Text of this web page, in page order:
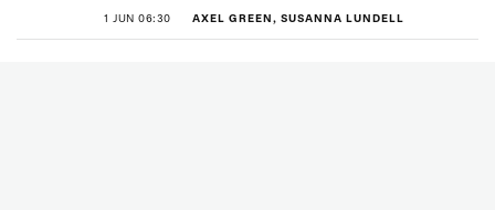
1 JUN 06:30 AXEL GREEN, SUSANNA LUNDELL